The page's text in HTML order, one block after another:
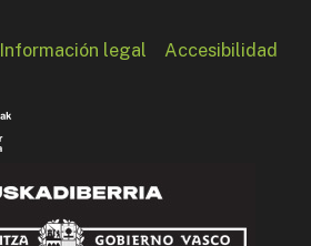
Información legal Accesibilidad